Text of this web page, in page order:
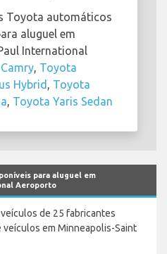
Toyota automáticos
aluguel em
International
, Toyota
Hybrid , Toyota
, Toyota Yaris Sedan
para aluguel em
Aeroporto
de 25 fabricantes
em Minneapolis-Saint